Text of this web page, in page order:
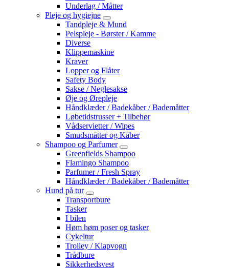
Underlag / Måtter
Pleje og hygiejne
Tandpleje & Mund
Pelspleje - Børster / Kamme
Diverse
Klippemaskine
Kraver
Lopper og Flåter
Safety Body
Sakse / Neglesakse
Øje og Ørepleje
Håndklæder / Badekåber / Bademåtter
Løbetidstrusser + Tilbehør
Vådservietter / Wipes
Smudsmåtter og Kåber
Shampoo og Parfumer
Greenfields Shampoo
Flamingo Shampoo
Parfumer / Fresh Spray
Håndklæder / Badekåber / Bademåtter
Hund på tur
Transportbure
Tasker
I bilen
Høm høm poser og tasker
Cykeltur
Trolley / Klapvogn
Trådbure
Sikkerhedsvest